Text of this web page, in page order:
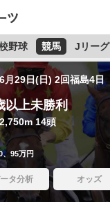
野球 競馬 Jリーグ
6月29日(日) 2回福島4日
以上未勝利
14頭
、95万円
タ分析 オッズ